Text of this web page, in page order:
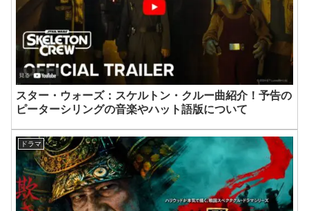
スター・ウォーズ：スケルトン・クルー曲紹介！予告の
ピーターシリングの音楽やハット語版について
ドラマ